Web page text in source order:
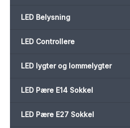
LED Belysning
LED Controllere
LED lygter og lommelygter
LED Pære E14 Sokkel
LED Pære E27 Sokkel